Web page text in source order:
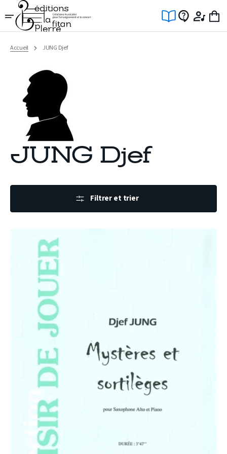
Ignorer
et
passer
au
Accueil JUNG Djef
JUNG Djef
Filtrer et trier
MYSTÈRES
SORTILÈGES